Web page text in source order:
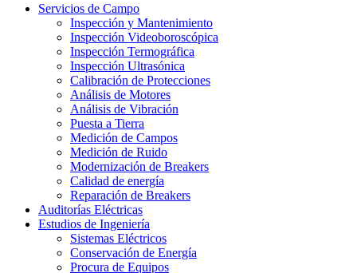
Servicios de Campo
Inspección y Mantenimiento
Inspección Videoboroscópica
Inspección Termográfica
Inspección Ultrasónica
Calibración de Protecciones
Análisis de Motores
Análisis de Vibración
Puesta a Tierra
Medición de Campos
Medición de Ruido
Modernización de Breakers
Calidad de energía
Reparación de Breakers
Auditorías Eléctricas
Estudios de Ingeniería
Sistemas Eléctricos
Conservación de Energía
Procura de Equipos